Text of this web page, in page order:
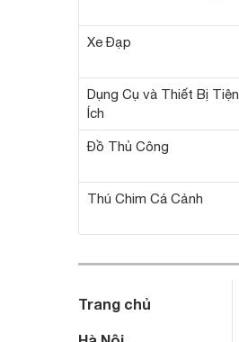
Xe Đạp
Dụng Cụ và Thiết Bị Tiện
Ích
Đồ Thủ Công
Thú Chim Cá Cảnh
Trang chủ